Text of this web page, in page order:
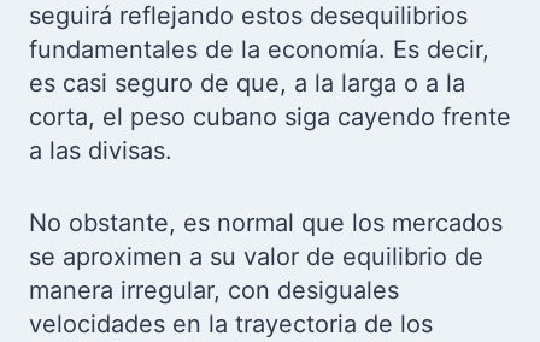
seguirá reflejando estos desequilibrios
fundamentales de la economía. Es decir,
es casi seguro de que, a la larga o a la
corta, el peso cubano siga cayendo frente
a las divisas.
No obstante, es normal que los mercados
se aproximen a su valor de equilibrio de
manera irregular, con desiguales
velocidades en la trayectoria de los